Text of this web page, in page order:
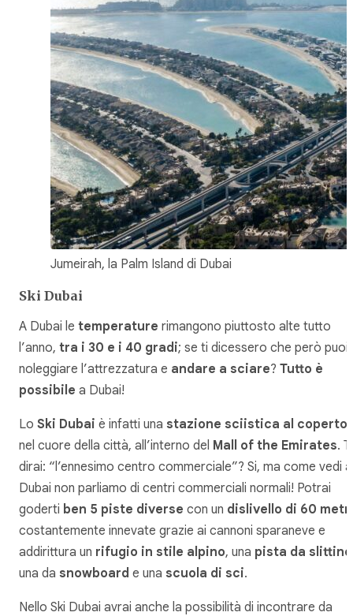
Jumeirah, la Palm Island di Dubai
Ski Dubai
A Dubai le temperature rimangono piuttosto alte tutto
l’anno, tra i 30 e i 40 gradi; se ti dicessero che però puoi
noleggiare l’attrezzatura e andare a sciare? Tutto è
possibile a Dubai!
Lo Ski Dubai è infatti una stazione sciistica al coperto
nel cuore della città, all’interno del Mall of the Emirates.
dirai: “l’ennesimo centro commerciale”? Si, ma come vedi a
Dubai non parliamo di centri commerciali normali! Potrai
goderti ben 5 piste diverse con un dislivello di 60 metri
costantemente innevate grazie ai cannoni sparaneve e
addirittura un rifugio in stile alpino, una pista da slittino
una da snowboard e una scuola di sci.
Nello Ski Dubai avrai anche la possibilità di incontrare da